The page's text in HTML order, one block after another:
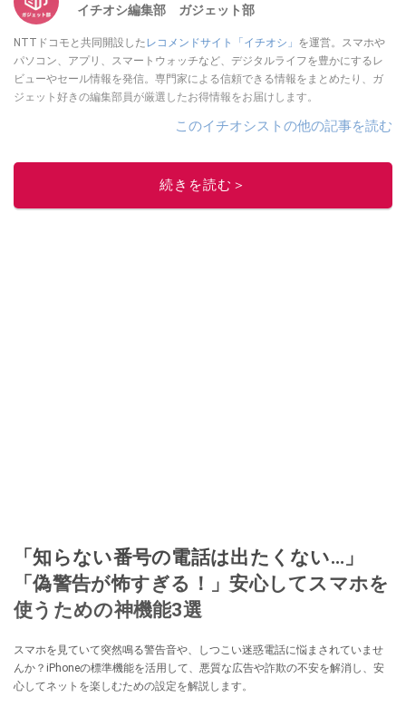
イチオシ編集部 ガジェット部
NTTドコモと共同開設したレコメンドサイト「イチオシ」 を運営。スマホや
パソコン、アプリ、スマートウォッチなど、デジタルライフを豊かにするレ
ビューやセール情報を発信。専門家による信頼できる情報をまとめたり、ガ
ジェット好きの編集部員が厳選したお得情報をお届けします。
このイチオシストの他の記事を読む
続きを読む＞
「知らない番号の電話は出たくない…」
「偽警告が怖すぎる！」安心してスマホを
使うための神機能3選
スマホを見ていて突然鳴る警告音や、しつこい迷惑電話に悩まされていませ
んか？iPhoneの標準機能を活用して、悪質な広告や詐欺の不安を解消し、安
心してネットを楽しむための設定を解説します。